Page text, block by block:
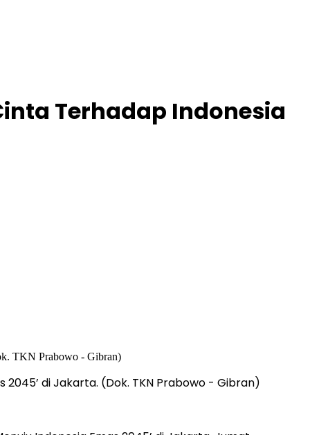
Terhadap Indonesia
di Jakarta. (Dok. TKN Prabowo - Gibran)